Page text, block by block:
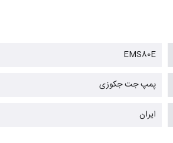
EMS80E
پمپ جت جکوزی
ایران